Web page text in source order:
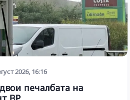
2026, 16:16
печалбата на